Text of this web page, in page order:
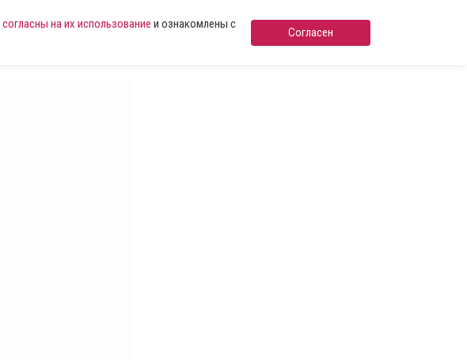
согласны на их использование и ознакомлены с
Согласен